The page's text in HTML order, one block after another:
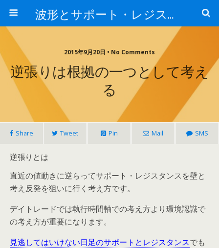
波形とサポート・レジスタンス
2015年9月20日 • No Comments
逆張りは根拠の一つとして考え
る
Share Tweet Pin Mail SMS
逆張りとは
直近の値動きに逆らってサポート・レジスタンスを壁と
考え反発を狙いに行く考え方です。
デイトレードでは執行時間軸での考え方より環境認識で
の考え方が重要になります。
見逃してはいけない日足のサポートとレジスタンスでも